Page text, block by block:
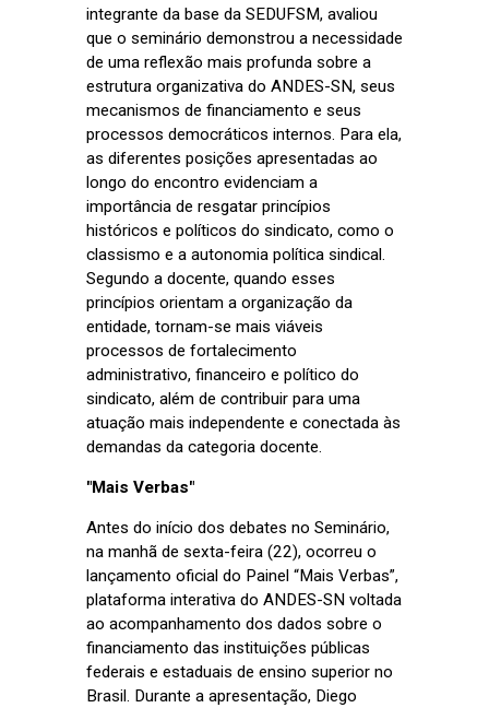
integrante da base da SEDUFSM, avaliou
que o seminário demonstrou a necessidade
de uma reflexão mais profunda sobre a
estrutura organizativa do ANDES-SN, seus
mecanismos de financiamento e seus
processos democráticos internos. Para ela,
as diferentes posições apresentadas ao
longo do encontro evidenciam a
importância de resgatar princípios
históricos e políticos do sindicato, como o
classismo e a autonomia política sindical.
Segundo a docente, quando esses
princípios orientam a organização da
entidade, tornam-se mais viáveis
processos de fortalecimento
administrativo, financeiro e político do
sindicato, além de contribuir para uma
atuação mais independente e conectada às
demandas da categoria docente.
"Mais Verbas"
Antes do início dos debates no Seminário,
na manhã de sexta-feira (22), ocorreu o
lançamento oficial do Painel “Mais Verbas”,
plataforma interativa do ANDES-SN voltada
ao acompanhamento dos dados sobre o
financiamento das instituições públicas
federais e estaduais de ensino superior no
Brasil. Durante a apresentação, Diego